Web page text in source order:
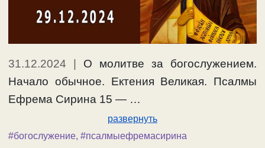
31.12.2024 | О молитве за богослужением.
Начало обычное. Ектения Великая. Псалмы
Ефрема Сирина 15 — …
развернуть
#богослужение, #псалмыефремасирина